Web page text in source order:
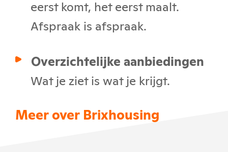
eerst komt, het eerst maalt.
Afspraak is afspraak.
Overzichtelijke aanbiedingen
Wat je ziet is wat je krijgt.
Meer over Brixhousing